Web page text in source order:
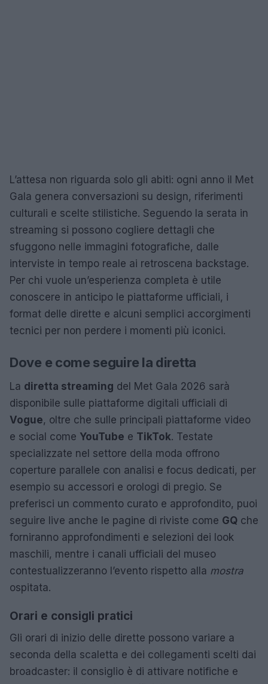
L’attesa non riguarda solo gli abiti: ogni anno il Met
Gala genera conversazioni su design, riferimenti
culturali e scelte stilistiche. Seguendo la serata in
streaming si possono cogliere dettagli che
sfuggono nelle immagini fotografiche, dalle
interviste in tempo reale ai retroscena backstage.
Per chi vuole un’esperienza completa è utile
conoscere in anticipo le piattaforme ufficiali, i
format delle dirette e alcuni semplici accorgimenti
tecnici per non perdere i momenti più iconici.
Dove e come seguire la diretta
La diretta streaming del Met Gala 2026 sarà
disponibile sulle piattaforme digitali ufficiali di
Vogue, oltre che sulle principali piattaforme video
e social come YouTube e TikTok. Testate
specializzate nel settore della moda offrono
coperture parallele con analisi e focus dedicati, per
esempio su accessori e orologi di pregio. Se
preferisci un commento curato e approfondito, puoi
seguire live anche le pagine di riviste come GQ che
forniranno approfondimenti e selezioni dei look
maschili, mentre i canali ufficiali del museo
contestualizzeranno l’evento rispetto alla mostra
ospitata.
Orari e consigli pratici
Gli orari di inizio delle dirette possono variare a
seconda della scaletta e dei collegamenti scelti dai
broadcaster: il consiglio è di attivare notifiche e